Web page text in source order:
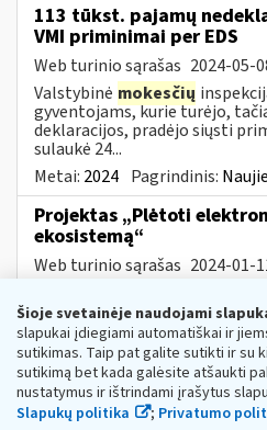
113 tūkst. pajamų
VMI priminimai per EDS
Web turinio sąrašas 2024-05-
Valstybinė mokesčių
gyventojams, kurie turėjo,
deklaracijos, pradėjo siųsti
sulaukė 24...
Metai: 2024 Pagrindinis:
Projektas „Plėtoti
ekosistemą“
Web turinio sąrašas 2024-01-
duomenimis su partneriais,
fiziniais asmenimis
verslo procesų
Metai:2024
V-179 „Dėl privalomųjų
Šioje svetainėje naudojami
slapukai įdiegiami automatiškai ir
sutikimas. Taip pat galite sutikti ir su
sutikimą bet kada galėsite atšaukti
nustatymus ir ištrindami įrašytus
Slapukų politika
; Privatumo